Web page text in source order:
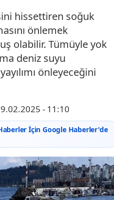
hissettiren soğuk
önlemek
olabilir. Tümüyle yok
deniz suyu
önleyeceğini
- 11:10
İçin Google Haberler'de